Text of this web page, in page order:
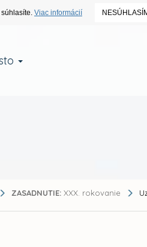
Viac informácií
ZASADNUTIE: XXX. rokovanie